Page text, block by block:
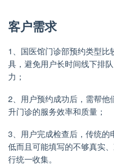
客户需求
1、国医馆门诊部预约类型
具，避免用户长时间线下排
力；
2、用户预约成功后，需帮
升门诊的服务效率和质量；
3、用户完成检查后，传统
低而且可能填写的不够真实
行统一收集。